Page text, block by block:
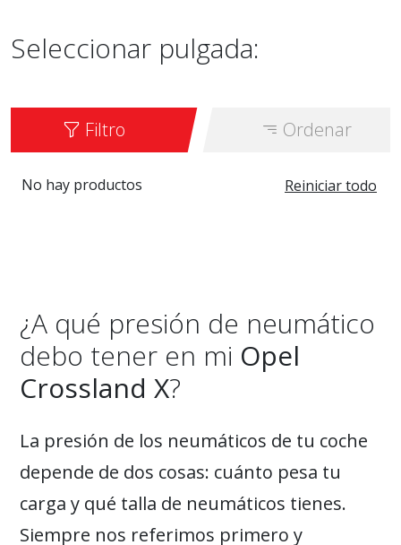
Seleccionar pulgada:
Filtro Ordenar
Reiniciar todo
No hay productos
¿A qué presión de neumático
debo tener en mi Opel
Crossland X?
La presión de los neumáticos de tu coche
depende de dos cosas: cuánto pesa tu
carga y qué talla de neumáticos tienes.
Siempre nos referimos primero y